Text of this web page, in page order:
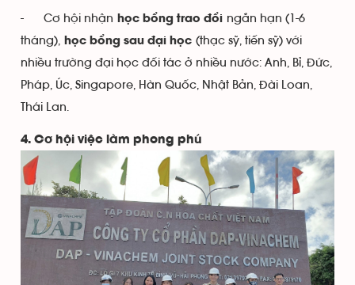
- Cơ hội nhận học bổng trao đổi ngắn hạn (1-6
tháng), học bổng sau đại học (thạc sỹ, tiến sỹ) với
nhiều trường đại học đối tác ở nhiều nước: Anh, Bỉ, Đức,
Pháp, Úc, Singapore, Hàn Quốc, Nhật Bản, Đài Loan,
Thái Lan.
4. Cơ hội việc làm phong phú